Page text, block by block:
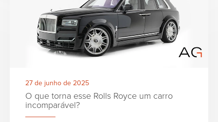
27 de junho de 2025
O que torna esse Rolls Royce um carro
incomparável?